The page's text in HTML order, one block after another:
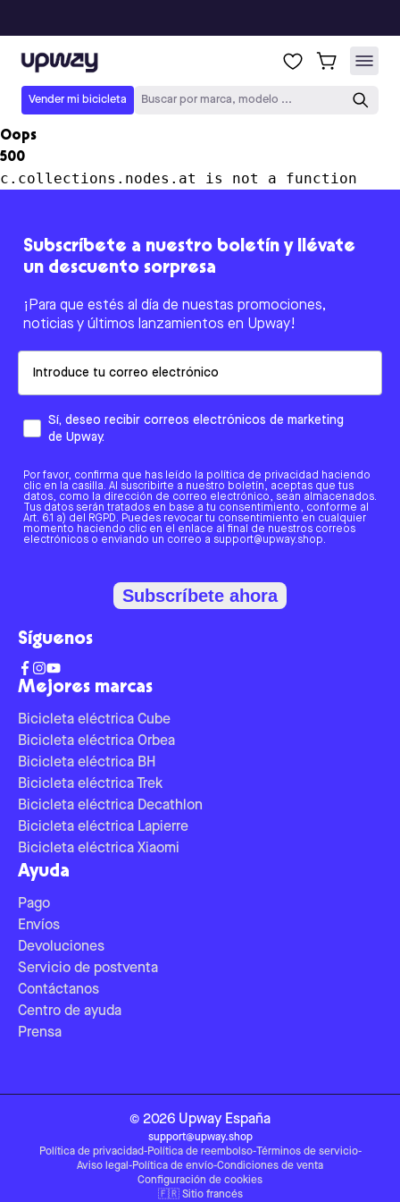
Upway
Vender mi bicicleta Buscar por marca, modelo ...
Oops
500
c.collections.nodes.at is not a function
Mejores marcas
Bicicleta eléctrica Cube
Bicicleta eléctrica Orbea
Bicicleta eléctrica BH
Bicicleta eléctrica Trek
Bicicleta eléctrica Decathlon
Bicicleta eléctrica Lapierre
Bicicleta eléctrica Xiaomi
Ayuda
Pago
Envíos
Devoluciones
Servicio de postventa
Contáctanos
Centro de ayuda
Prensa
Subscríbete a nuestro boletín y llévate
un descuento sorpresa
¡Para que estés al día de nuestas promociones,
noticias y últimos lanzamientos en Upway!
Sí, deseo recibir correos electrónicos de marketing
de Upway.
Por favor, confirma que has leído la política de privacidad haciendo
clic en la casilla. Al suscribirte a nuestro boletín, aceptas que tus
datos, como la dirección de correo electrónico, sean almacenados.
Tus datos serán tratados en base a tu consentimiento, conforme al
Art. 6.1 a) del RGPD. Puedes revocar tu consentimiento en cualquier
momento haciendo clic en el enlace al final de nuestros correos
electrónicos o enviando un correo a support@upway.shop.
Subscríbete ahora
Síguenos
© 2026 Upway España
support@upway.shop
Política de privacidad-Política de reembolso-Términos de servicio-
Aviso legal -Política de envío-Condiciones de venta
Configuración de cookies
🇫🇷 Sitio francés